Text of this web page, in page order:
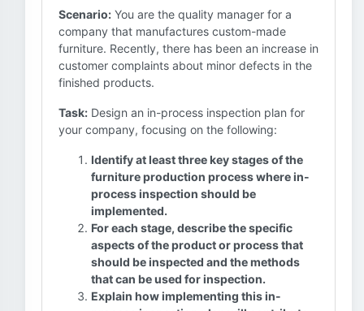
Scenario: You are the quality manager for a
company that manufactures custom-made
furniture. Recently, there has been an increase in
customer complaints about minor defects in the
finished products.
Task: Design an in-process inspection plan for
your company, focusing on the following:
Identify at least three key stages of the
furniture production process where in-
process inspection should be
implemented.
For each stage, describe the specific
aspects of the product or process that
should be inspected and the methods
that can be used for inspection.
Explain how implementing this in-